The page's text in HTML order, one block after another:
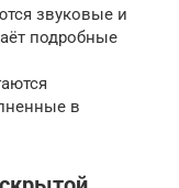
звуковые и
подробные
в